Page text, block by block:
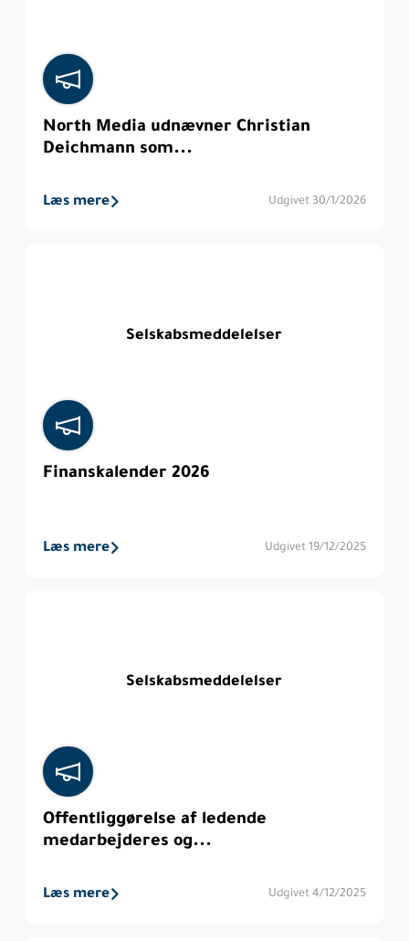
North Media udnævner Christian
Deichmann som...
Læs mere Udgivet 30/1/2026
Selskabsmeddelelser
Finanskalender 2026
Læs mere Udgivet 19/12/2025
Selskabsmeddelelser
Offentliggørelse af ledende
medarbejderes og...
Læs mere Udgivet 4/12/2025